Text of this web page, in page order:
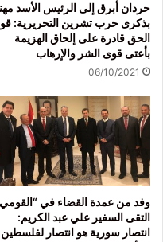
حردان أبرق إلى الرئيس الأسد
بذكرى حرب تشرين التحريرية:
الحق قادرة على إلحاق الهزيمة
بأعتى قوى الشر والإرهاب
06/10/2021
وفد من عمدة القضاء في
التقى السفير علي عبد الكريم:
انتصار سورية هو انتصار لفلسطين